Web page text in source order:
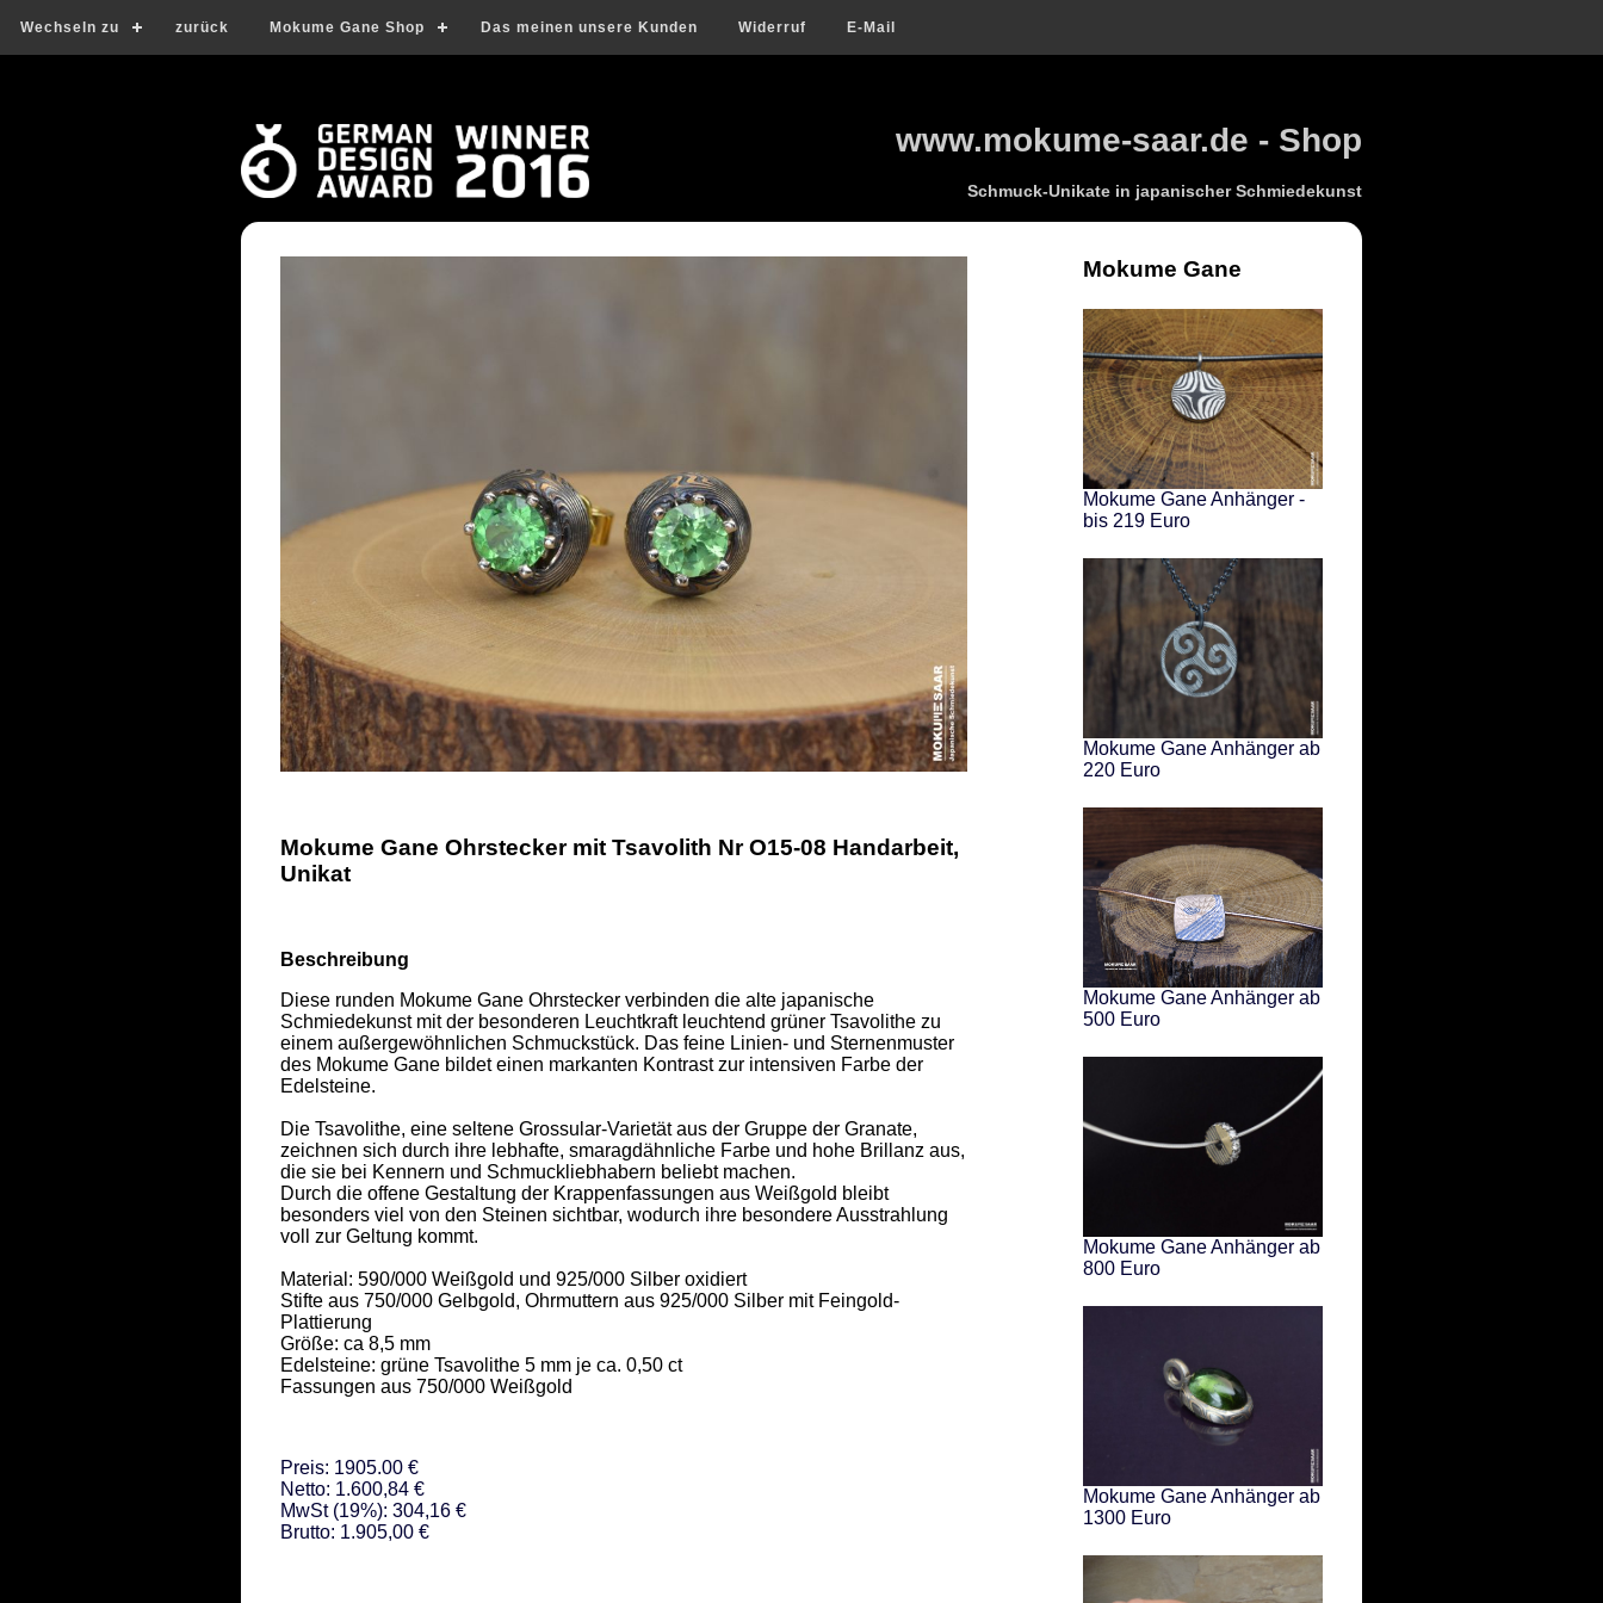
Wechseln zu zurück Mokume Gane Shop Das meinen unsere Kunden Widerruf E-Mail
www.mokume-saar.de - Shop
Schmuck-Unikate in japanischer Schmiedekunst
Mokume Gane Ohrstecker mit Tsavolith Nr O15-08 Handarbeit,
Unikat
Beschreibung
Diese runden Mokume Gane Ohrstecker verbinden die alte japanische
Schmiedekunst mit der besonderen Leuchtkraft leuchtend grüner Tsavolithe zu
einem außergewöhnlichen Schmuckstück. Das feine Linien- und Sternenmuster
des Mokume Gane bildet einen markanten Kontrast zur intensiven Farbe der
Edelsteine.
Die Tsavolithe, eine seltene Grossular-Varietät aus der Gruppe der Granate,
zeichnen sich durch ihre lebhafte, smaragdähnliche Farbe und hohe Brillanz aus,
die sie bei Kennern und Schmuckliebhabern beliebt machen.
Durch die offene Gestaltung der Krappenfassungen aus Weißgold bleibt
besonders viel von den Steinen sichtbar, wodurch ihre besondere Ausstrahlung
voll zur Geltung kommt.
Material: 590/000 Weißgold und 925/000 Silber oxidiert
Stifte aus 750/000 Gelbgold, Ohrmuttern aus 925/000 Silber mit Feingold-
Plattierung
Größe: ca 8,5 mm
Edelsteine: grüne Tsavolithe 5 mm je ca. 0,50 ct
Fassungen aus 750/000 Weißgold
Preis: 1905.00 €
Netto: 1.600,84 €
MwSt (19%): 304,16 €
Brutto: 1.905,00 €
Mokume Gane
Mokume Gane Anhänger -
bis 219 Euro
Mokume Gane Anhänger ab
220 Euro
Mokume Gane Anhänger ab
500 Euro
Mokume Gane Anhänger ab
800 Euro
Mokume Gane Anhänger ab
1300 Euro